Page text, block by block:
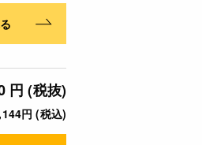
円 (税抜)
円 (税込)